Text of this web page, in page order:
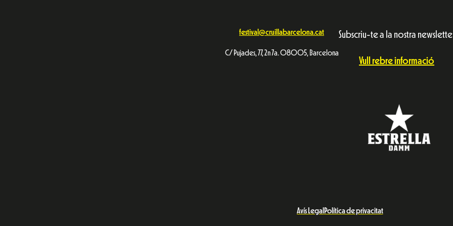
festival@cruillabarcelona.cat
C/ Pujades, 77, 2n 7a. 08005, Barcelona
Subscriu-te a la nostra
Vull rebre informació
Avís Legal Política de privacitat